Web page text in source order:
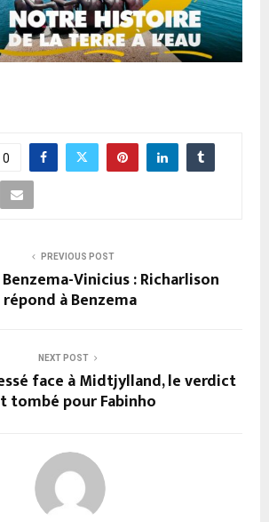
0
PREVIOUS POST
Vinicius : Richarlison
répond à Benzema
NEXT POST
face à Midtjylland, le verdict
tombé pour Fabinho